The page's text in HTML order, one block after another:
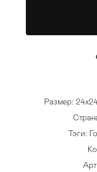
Размер:
Тэги: